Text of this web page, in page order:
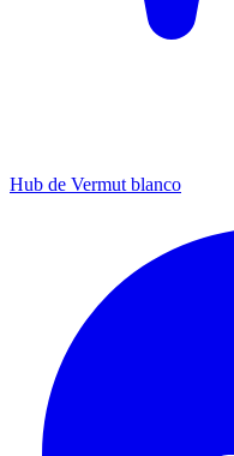
Hub de Vermut blanco